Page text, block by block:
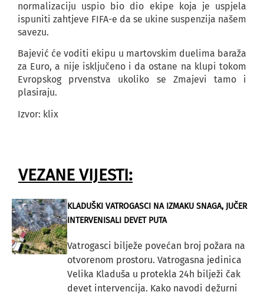
normalizaciju uspio bio dio ekipe koja je uspjela
ispuniti zahtjeve FIFA-e da se ukine suspenzija našem
savezu.
Bajević će voditi ekipu u martovskim duelima baraža
za Euro, a nije isključeno i da ostane na klupi tokom
Evropskog prvenstva ukoliko se Zmajevi tamo i
plasiraju.
Izvor: klix
VEZANE VIJESTI:
KLADUŠKI VATROGASCI NA IZMAKU SNAGA, JUČER
INTERVENISALI DEVET PUTA
Vatrogasci bilježe povećan broj požara na
otvorenom prostoru. Vatrogasna jedinica
Velika Kladuša u protekla 24h bilježi čak
devet intervencija. Kako navodi dežurni